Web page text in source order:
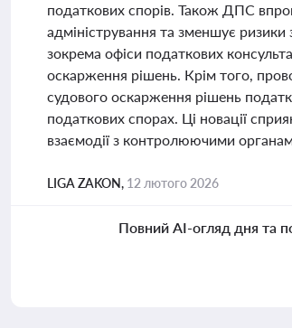
податкових спорів. Також ДПС
адміністрування та зменшує ризики
зокрема офіси податкових
оскарження рішень. Крім того,
судового оскарження рішень
податкових спорах. Ці новації
взаємодії з контролюючими
LIGA ZAKON, 12 лютого 2026
Повний AI-огляд дня та